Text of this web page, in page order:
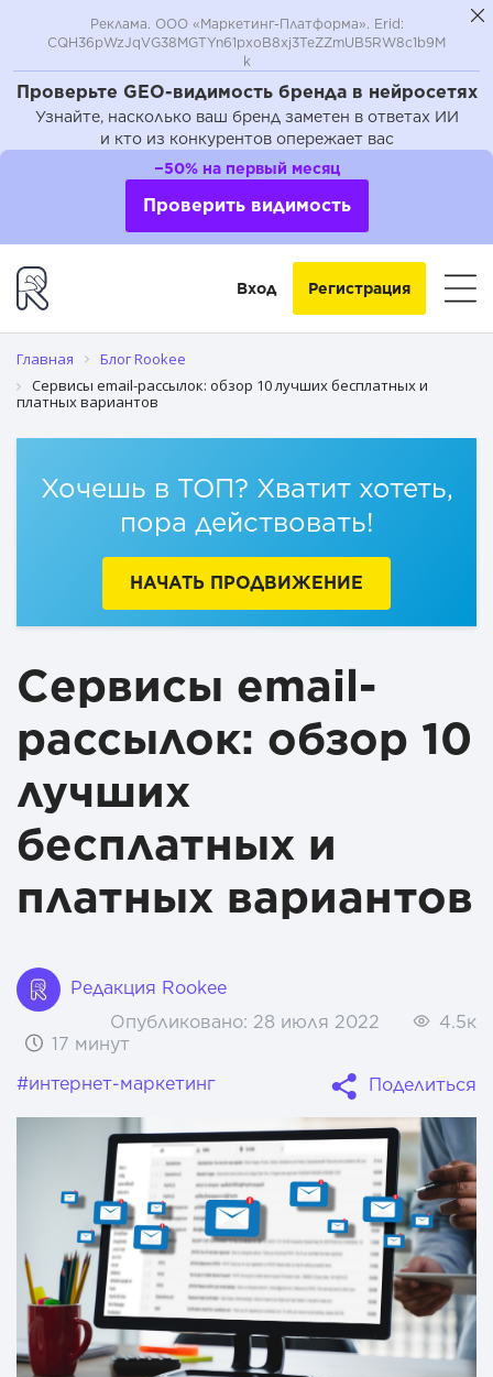
Проверьте GEO-видимость бренда в нейросетях
Узнайте, насколько ваш бренд заметен в ответах ИИ
и кто из конкурентов опережает вас
Реклама. ООО «Маркетинг-Платформа». Erid:
CQH36pWzJqVG38MGTYn61pxoB8xj3TeZZmUB5RW8c1b9M
k
−50% на первый месяц
Проверить видимость
Вход Регистрация
Главная
Блог Rookee
Сервисы email-рассылок: обзор 10 лучших бесплатных и
платных вариантов
Хочешь в ТОП? Хватит хотеть,
пора действовать!
НАЧАТЬ ПРОДВИЖЕНИЕ
Сервисы email-
рассылок: обзор 10
лучших
бесплатных и
платных вариантов
Редакция Rookee
Опубликовано: 28 июля 2022
4.5к
17 минут
#интернет-маркетинг
Поделиться
Для чего нужен сервис рассылок?
Кто делает email-рассылку?
Как сделать рассылку по почте Gmail?
Как сделать массовую рассылку писем на mail ru?
Как избавиться от рассылок?